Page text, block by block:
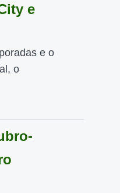
e
e o
o